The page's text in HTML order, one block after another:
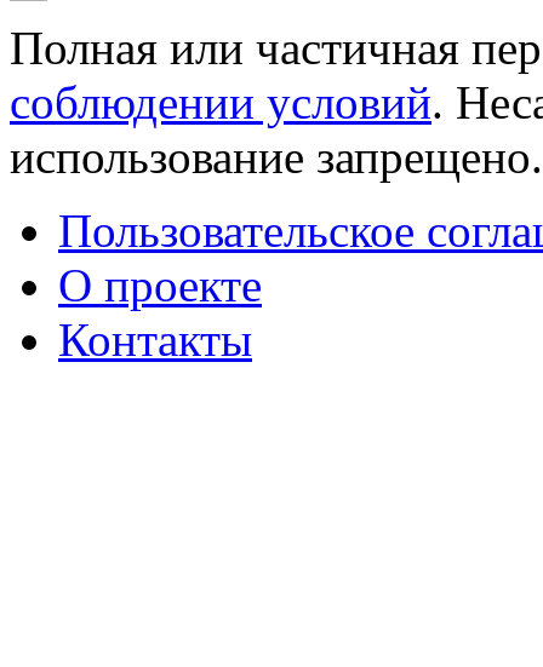
Полная или частичная
соблюдении условий.
использование
Пользовательское
О проекте
Контакты